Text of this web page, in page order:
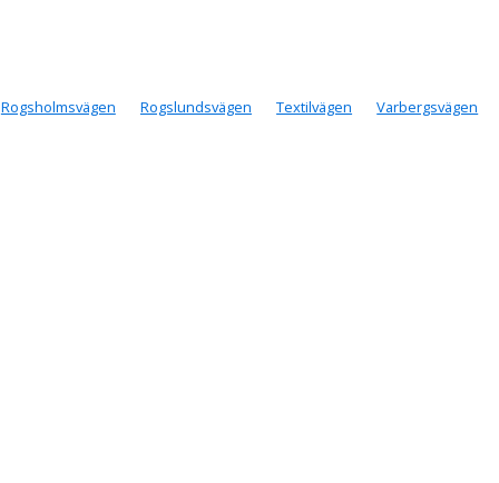
Rogsholmsvägen Rogslundsvägen Textilvägen Varbergsvägen